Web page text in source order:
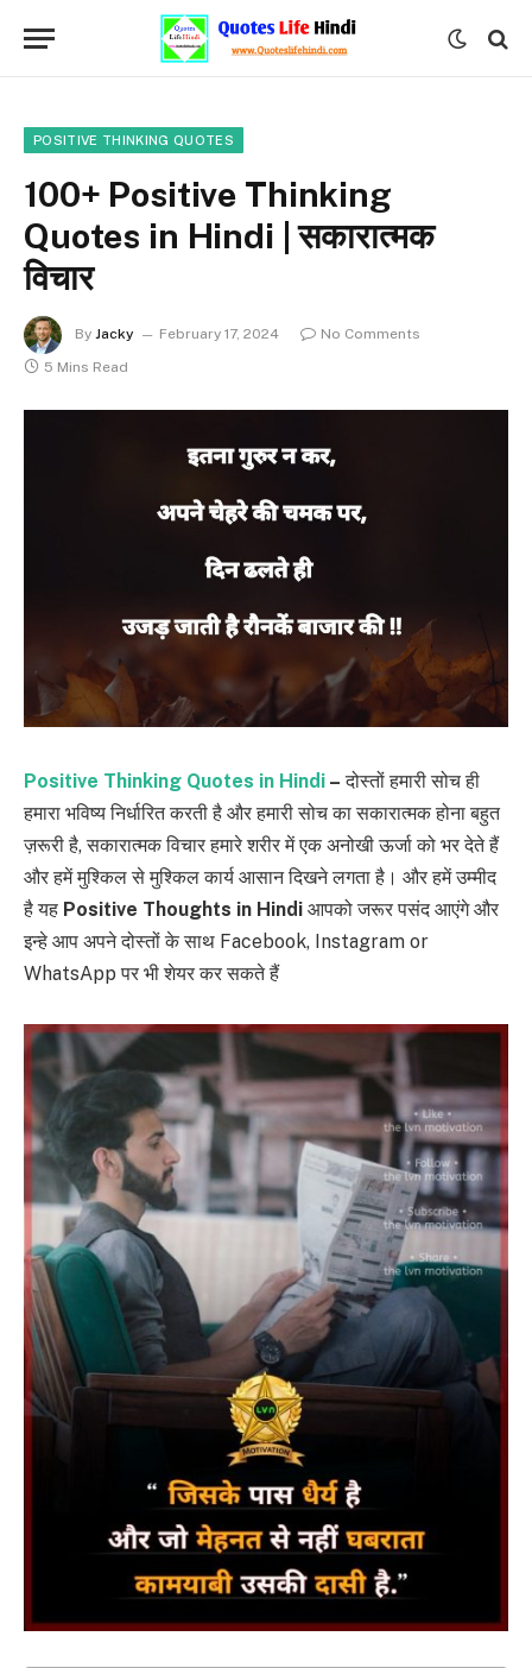
POSITIVE THINKING QUOTES
100+ Positive Thinking
Quotes in Hindi | सकारात्मक
विचार
By Jacky February 17, 2024
No Comments
5 Mins Read
Positive Thinking Quotes in Hindi – दोस्तों हमारी सोच ही
हमारा भविष्य निर्धारित करती है और हमारी सोच का सकारात्मक होना बहुत
ज़रूरी है, सकारात्मक विचार हमारे शरीर में एक अनोखी ऊर्जा को भर देते हैं
और हमें मुश्किल से मुश्किल कार्य आसान दिखने लगता है। और हमें उम्मीद
है यह Positive Thoughts in Hindi आपको जरूर पसंद आएंगे और
इन्हे आप अपने दोस्तों के साथ Facebook, Instagram or
WhatsApp पर भी शेयर कर सकते हैं